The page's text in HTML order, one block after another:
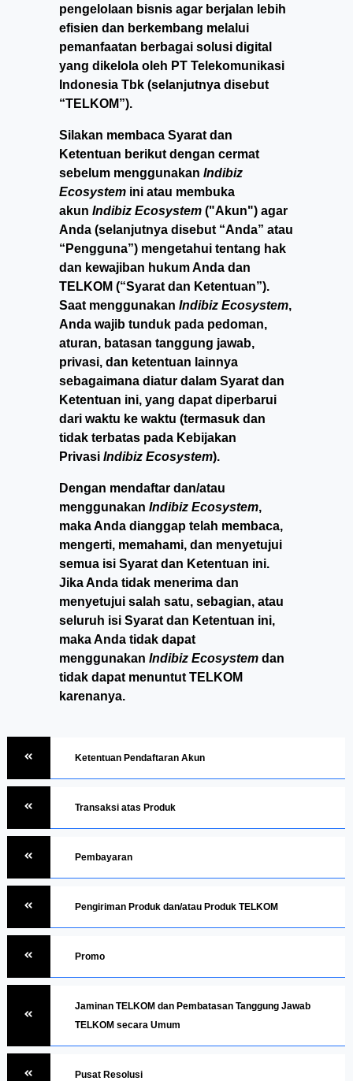
pengelolaan bisnis agar berjalan lebih
efisien dan berkembang melalui
pemanfaatan berbagai solusi digital
yang dikelola oleh PT Telekomunikasi
Indonesia Tbk (selanjutnya disebut
“TELKOM”).
Silakan membaca Syarat dan
Ketentuan berikut dengan cermat
sebelum menggunakan Indibiz
Ecosystem ini atau membuka
akun Indibiz Ecosystem ("Akun") agar
Anda (selanjutnya disebut “Anda” atau
“Pengguna”) mengetahui tentang hak
dan kewajiban hukum Anda dan
TELKOM (“Syarat dan Ketentuan”).
Saat menggunakan Indibiz Ecosystem,
Anda wajib tunduk pada pedoman,
aturan, batasan tanggung jawab,
privasi, dan ketentuan lainnya
sebagaimana diatur dalam Syarat dan
Ketentuan ini, yang dapat diperbarui
dari waktu ke waktu (termasuk dan
tidak terbatas pada Kebijakan
Privasi Indibiz Ecosystem).
Dengan mendaftar dan/atau
menggunakan Indibiz Ecosystem,
maka Anda dianggap telah membaca,
mengerti, memahami, dan menyetujui
semua isi Syarat dan Ketentuan ini.
Jika Anda tidak menerima dan
menyetujui salah satu, sebagian, atau
seluruh isi Syarat dan Ketentuan ini,
maka Anda tidak dapat
menggunakan Indibiz Ecosystem dan
tidak dapat menuntut TELKOM
karenanya.
Ketentuan Pendaftaran Akun
Transaksi atas Produk
Pembayaran
Pengiriman Produk dan/atau Produk TELKOM
Promo
Jaminan TELKOM dan Pembatasan Tanggung Jawab
TELKOM secara Umum
Pusat Resolusi